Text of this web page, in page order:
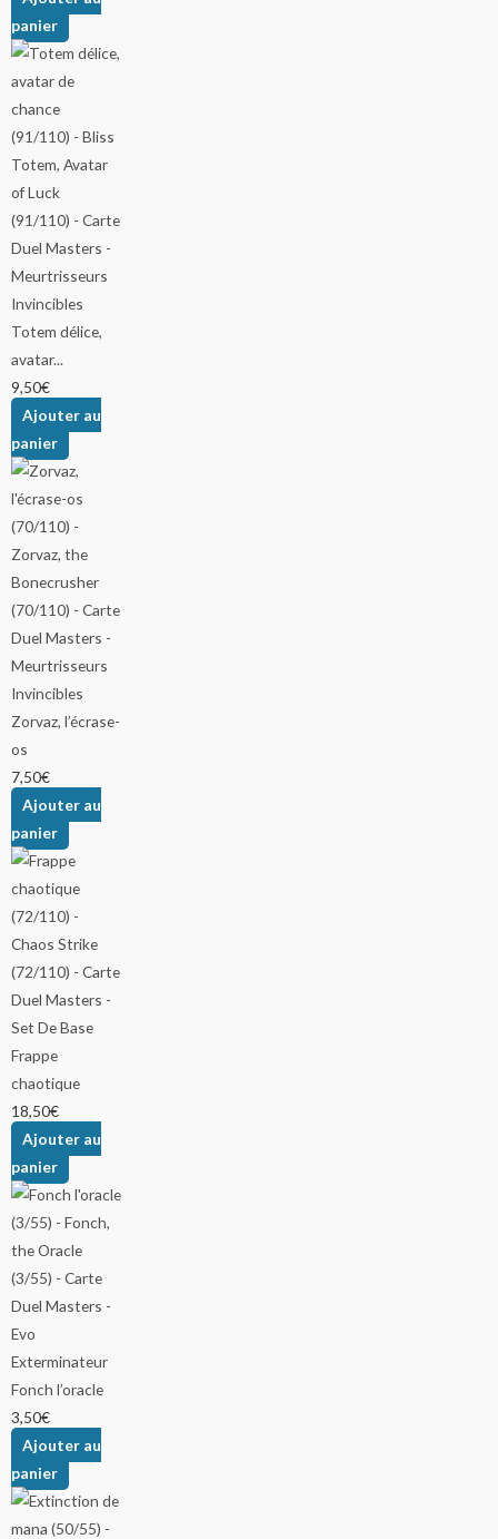
panier
Totem délice,
avatar...
9,50€
Ajouter au
panier
Zorvaz, l’écrase-
os
7,50€
Ajouter au
panier
Frappe
chaotique
18,50€
Ajouter au
panier
Fonch l’oracle
3,50€
Ajouter au
panier